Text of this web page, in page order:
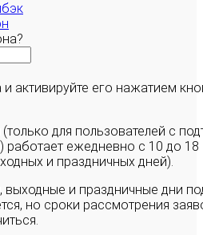
и активируйте его нажатием
для пользователей с
работает ежедневно с 10 до
и праздничных дней).
выходные и праздничные дни
но сроки рассмотрения